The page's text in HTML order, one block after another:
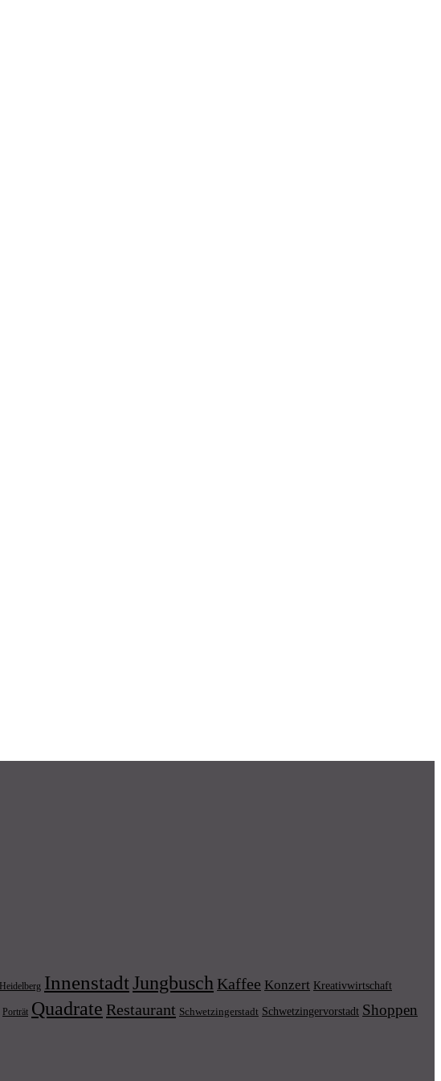
Heidelberg InnenstadtJungbusch Kaffee Konzert Kreativwirtschaft
Porträt Quadrate Restaurant Schwetzingerstadt Schwetzingervorstadt Shoppen